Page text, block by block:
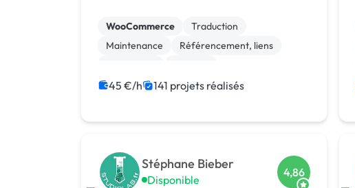
WooCommerce
Traduction
Maintenance
Référencement, liens
Relecture, correction
Migration ou refonte de site
Landing page
45 €/h 141 projets réalisés
Stéphane Bieber
Disponible
4,86